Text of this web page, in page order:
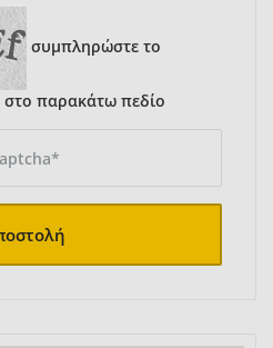
συμπληρώστε το
στο παρακάτω πεδίο